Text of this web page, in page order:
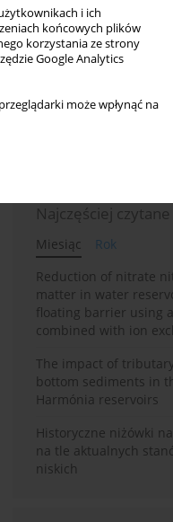
i ich
końcowych plików
korzystania ze strony
Google Analytics
może wpłynąć na
Najczęściej czytane
Miesiąc
Rok
Reduction of nitrate
matter in water
floating barrier using
combined with ion
The impact of
bottom sediments in
Harmónia reservoirs
Historyczne niżówki
na tle aktualnych
niskich